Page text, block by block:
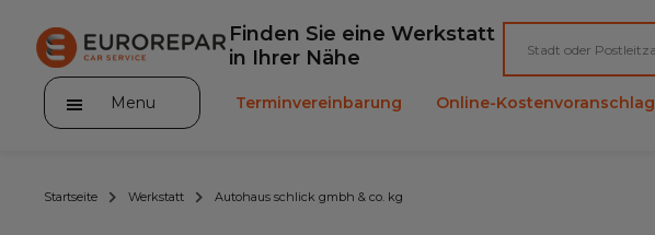
Finden Sie eine Werkstatt
in Ihrer Nähe
Menu Terminvereinbarung Online-Kostenvoranschlag
Startseite Werkstatt Autohaus schlick gmbh & co. kg